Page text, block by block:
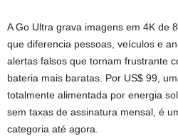
A Go Ultra grava imagens em 4K de
que diferencia pessoas, veículos e
alertas falsos que tornam frustrante
bateria mais baratas. Por US$ 99,
totalmente alimentada por energia
sem taxas de assinatura mensal, é
categoria até agora.